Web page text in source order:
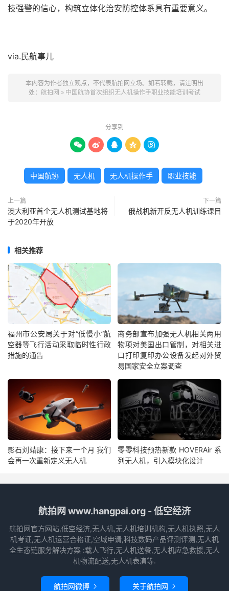
技强警的信心，构筑立体化治安防控体系具有重要意义。
via.民航事儿
本内容为作者独立观点，不代表航拍网立场。如若转载，请注明出
处： 航拍网 » 中国航协首次组织无人机操作手职业技能培训考试
分享到
    
中国航协 无人机 无人机操作手 职业技能
上一篇
澳大利亚首个无人机测试基地将
于2020年开放
下一篇
俄战机新开反无人机训练课目
相关推荐
福州市公安局关于对“低慢小”航
空器等飞行活动采取临时性行政
措施的通告
商务部宣布加强无人机相关两用
物项对美国出口管制，对相关进
口打印复印办公设备发起对外贸
易国家安全立案调查
影石刘靖康：接下来一个月 我们
会再一次重新定义无人机
零零科技预热新款 HOVERAir 系
列无人机，引入模块化设计
航拍网 www.hangpai.org - 低空经济
航拍网官方网站,低空经济,无人机,无人机培训机构,无人机执照,无人
机考证,无人机运营合格证,空域申请,科技数码产品评测评测,无人机
全生态链服务解决方案 :载人飞行,无人机送餐,无人机应急救援,无人
机物流配送,无人机表演等.
航拍网微博  关于航拍网 